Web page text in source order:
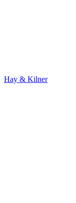
Hay & Kilner